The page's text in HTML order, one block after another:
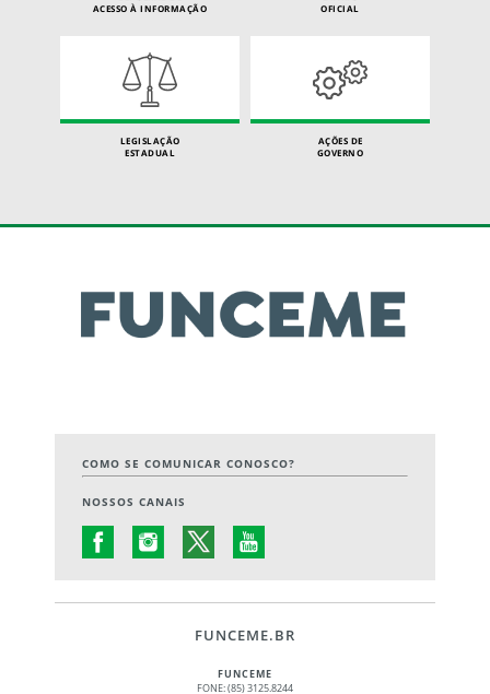
ACESSO À INFORMAÇÃO
OFICIAL
LEGISLAÇÃO
ESTADUAL
AÇÕES DE
GOVERNO
COMO SE COMUNICAR CONOSCO?
NOSSOS CANAIS
FUNCEME.BR
FUNCEME
FONE: (85) 3125.8244